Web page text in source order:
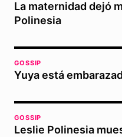
La maternidad dejó
Polinesia
GOSSIP
Yuya está
GOSSIP
Leslie Polinesia